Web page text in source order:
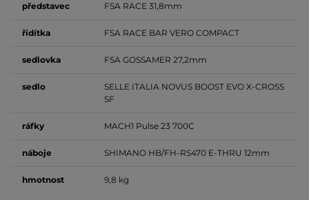
představec FSA RACE 31,8mm
řídítka FSA RACE BAR VERO COMPACT
sedlovka FSA GOSSAMER 27,2mm
sedlo
SELLE ITALIA NOVUS BOOST EVO X-CROSS
SF
ráfky MACH1 Pulse 23 700C
náboje SHIMANO HB/FH-RS470 E-THRU 12mm
hmotnost 9,8 kg